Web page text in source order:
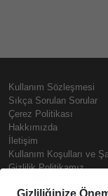
Kullanım Sözleşmesi
Sıkça Sorulan Sorular
Çerez Politikası
Hakkımızda
İletişim
Kullanım Koşulları ve
Gizlilik Politikamız